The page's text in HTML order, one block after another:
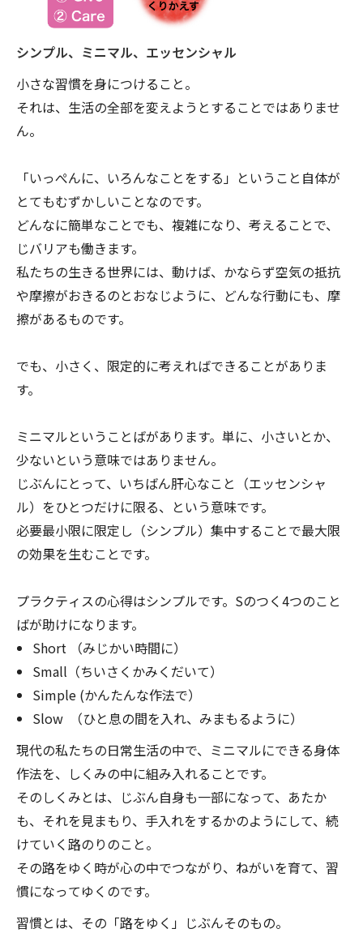
シンプル、ミニマル、エッセンシャル
小さな習慣を身につけること。
それは、生活の全部を変えようとすることではありませ
ん。
「いっぺんに、いろんなことをする」ということ自体が
とてもむずかしいことなのです。
どんなに簡単なことでも、複雑になり、考えることで、
じバリアも働きます。
私たちの生きる世界には、動けば、かならず空気の抵抗
や摩擦がおきるのとおなじように、どんな行動にも、摩
擦があるものです。
でも、小さく、限定的に考えればできることがありま
す。
ミニマルということばがあります。単に、小さいとか、
少ないという意味ではありません。
じぶんにとって、いちばん肝心なこと（エッセンシャ
ル）をひとつだけに限る、という意味です。
必要最小限に限定し（シンプル）集中することで最大限
の効果を生むことです。
プラクティスの心得はシンプルです。Sのつく4つのこと
ばが助けになります。
Short （みじかい時間に）
Small（ちいさくかみくだいて）
Simple (かんたんな作法で）
Slow （ひと息の間を入れ、みまもるように）
現代の私たちの日常生活の中で、ミニマルにできる身体
作法を、しくみの中に組み入れることです。
そのしくみとは、じぶん自身も一部になって、あたか
も、それを見まもり、手入れをするかのようにして、続
けていく路のりのこと。
その路をゆく時が心の中でつながり、ねがいを育て、習
慣になってゆくのです。
習慣とは、その「路をゆく」じぶんそのもの。